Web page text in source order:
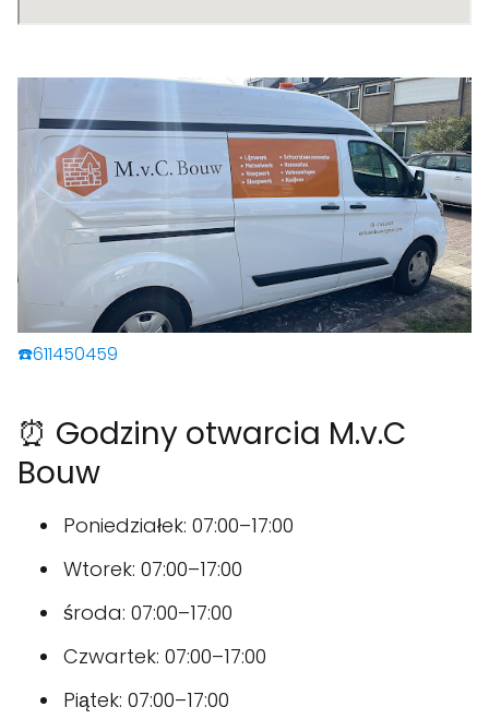
☎️611450459
⏰ Godziny otwarcia M.v.C
Bouw
Poniedziałek: 07:00–17:00
Wtorek: 07:00–17:00
środa: 07:00–17:00
Czwartek: 07:00–17:00
Piątek: 07:00–17:00